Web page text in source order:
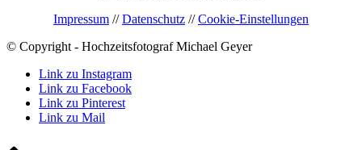
Impressum //Datenschutz //Cookie-Einstellungen
© Copyright - Hochzeitsfotograf Michael Geyer
Link zu Instagram
Link zu Facebook
Link zu Pinterest
Link zu Mail